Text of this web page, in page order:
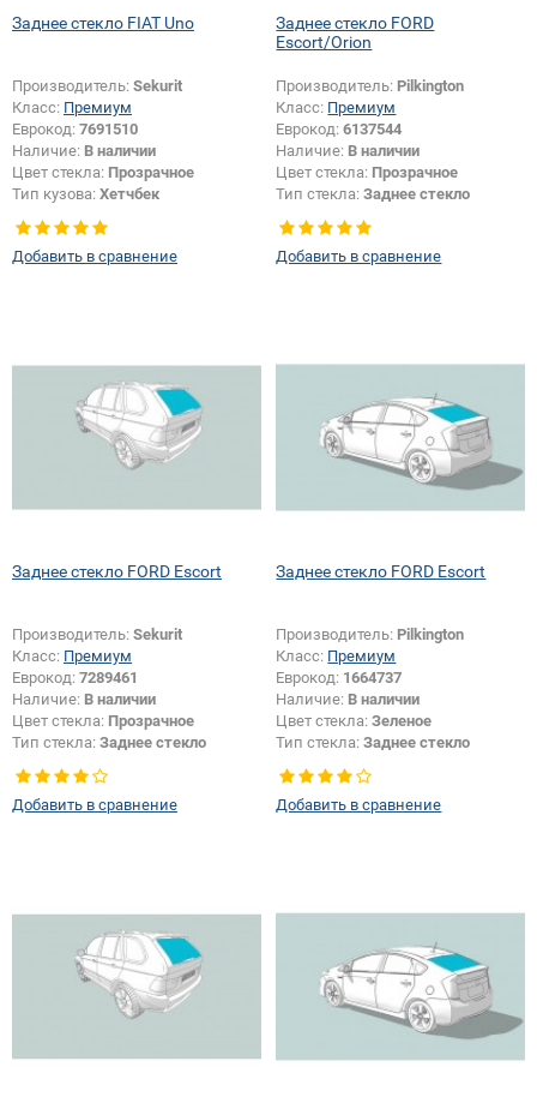
Заднее стекло FIAT Uno
Производитель: Sekurit
Класс: Премиум
Еврокод: 7691510
Наличие: В наличии
Цвет стекла: Прозрачное
Тип кузова: Хетчбек
Появление или изменение
отверстий: Да
Добавить в сравнение
Заднее стекло FORD
Escort/Orion
Производитель: Pilkington
Класс: Премиум
Еврокод:6137544
Наличие: В наличии
Цвет стекла: Прозрачное
Тип стекла:Заднее стекло
Добавить в сравнение
Заднее стекло FORD Escort
Производитель: Sekurit
Класс: Премиум
Еврокод: 7289461
Наличие: В наличии
Цвет стекла: Прозрачное
Тип стекла: Заднее стекло
Изменение размера:
Добавить в сравнение
Заднее стекло FORD Escort
Производитель: Pilkington
Класс: Премиум
Еврокод: 1664737
Наличие: В наличии
Цвет стекла:Зеленое
Тип стекла:Заднее стекло
Добавить в сравнение